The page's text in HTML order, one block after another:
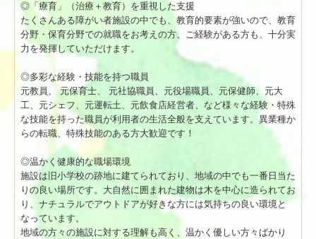
募集要項 看護師【正職員】
募集要項 調理員【正職員】
募集要項 運転手【契約職員】
問い合わせ
木造施設の紹介
◎「療育」（治療＋教育）を重視した支援
たくさんある障がい者施設の中でも、教育的要素が強いので、教育
分野・保育分野での就職をお考えの方、ご経験がある方も、十分実
力を発揮していただけます。
◎多彩な経験・技能を持つ職員
元教員、 元保育士、 元社協職員、元役場職員、元保健師、元大
工、元シェフ、元運転土、元飲食店経営者、など様々な経験・特殊
な技能を持った職員が利用者の生活全般を支えています。異業種か
らの転職、特殊技能のある方大歓迎です！
◎温かく健康的な職場環境
施設は旧小学校の跡地に建てられており、地域の中でも一番日当た
りの良い場所です。大自然に囲まれた建物は木を中心に造られてお
り、ナチュラルでアウトドアが好きな方には気持ちの良い環境と
なっています。
地域の方々の施設に対する理解も高く、温かく優しい方々ばかり